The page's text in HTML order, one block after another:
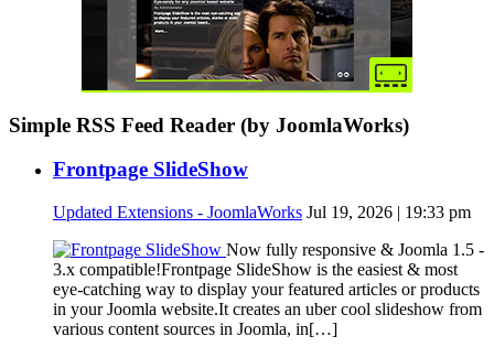
Simple RSS Feed Reader (by JoomlaWorks)
Frontpage SlideShow
Updated Extensions - JoomlaWorks Jul 19, 2026 | 19:33 pm
Now fully responsive & Joomla 1.5 -
3.x compatible!Frontpage SlideShow is the easiest & most
eye-catching way to display your featured articles or products
in your Joomla website.It creates an uber cool slideshow from
various content sources in Joomla, in[…]